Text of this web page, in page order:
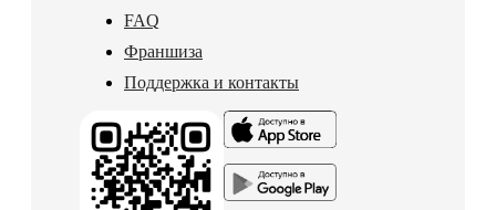
FAQ
Франшиза
Поддержка и контакты